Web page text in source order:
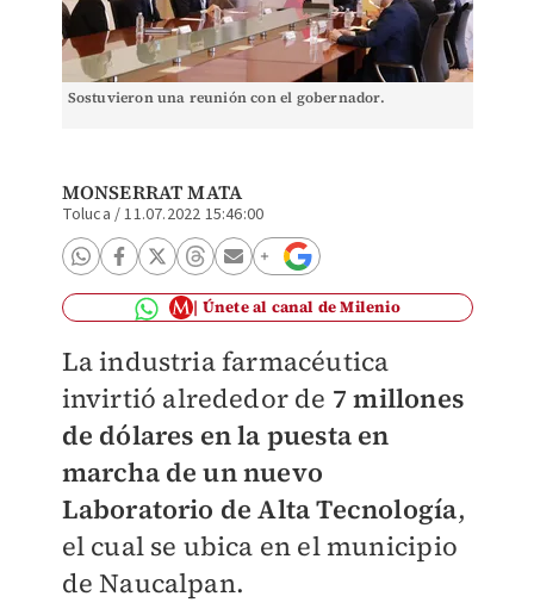
Sostuvieron una reunión con el gobernador.
MONSERRAT MATA
Toluca /11.07.2022 15:46:00
Únete al canal de Milenio
La industria farmacéutica
invirtió alrededor de 7 millones
de dólares en la puesta en
marcha de un nuevo
Laboratorio de Alta Tecnología,
el cual se ubica en el municipio
de Naucalpan.